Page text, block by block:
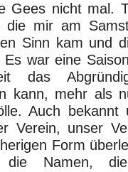
Gees nicht mal.
die mir am
Sinn kam und
war eine
das
kann, mehr als
Auch bekannt
Verein, unser
Form
Namen,